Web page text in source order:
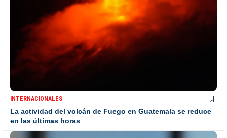
INTERNACIONALES
La actividad del volcán de Fuego en Guatemala se reduce
en las últimas horas